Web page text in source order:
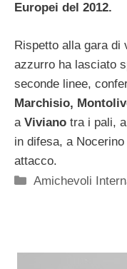
Europei del 2012.
Rispetto alla gara di
azzurro ha lasciato
seconde linee,
Marchisio,
a Viviano tra i pali, a
in difesa, a
attacco.
Categorie
Amichevoli